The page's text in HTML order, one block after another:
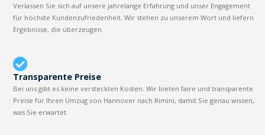
Verlassen Sie sich auf unsere jahrelange Erfahrung und unser Engagement
für höchste Kundenzufriedenheit. Wir stehen zu unserem Wort und liefern
Ergebnisse, die überzeugen.
Transparente Preise
Bei uns gibt es keine versteckten Kosten. Wir bieten faire und transparente
Preise für Ihren Umzug von Hannover nach Rimini, damit Sie genau wissen,
was Sie erwartet.